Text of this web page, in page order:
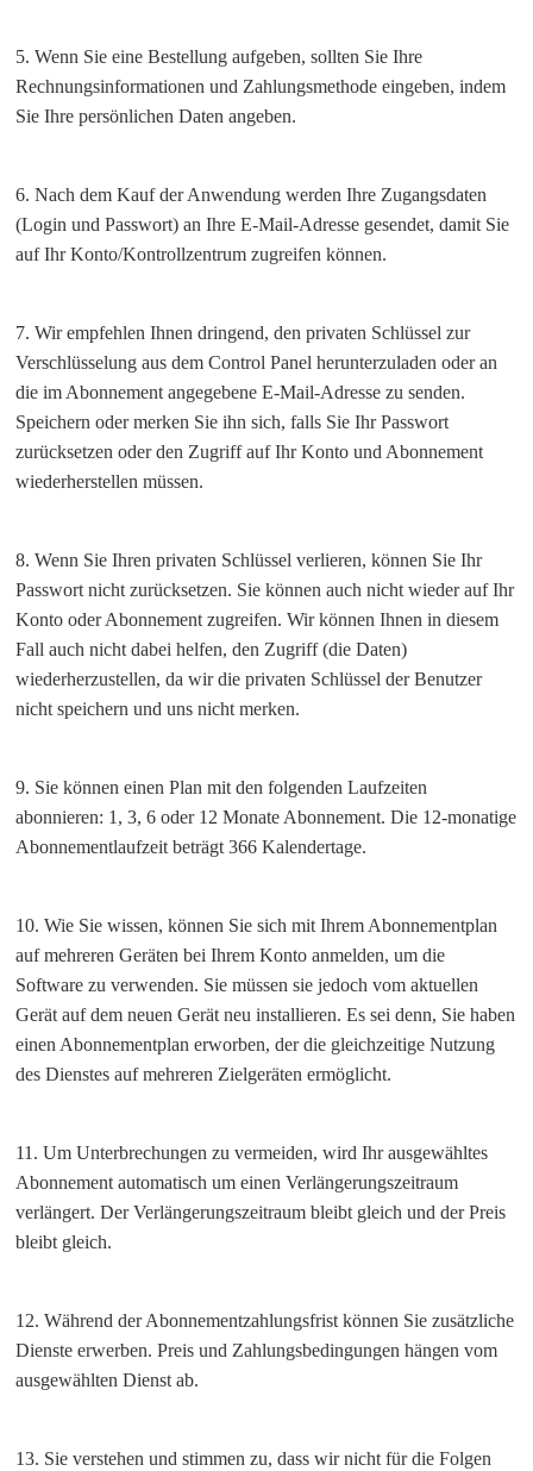
5. Wenn Sie eine Bestellung aufgeben, sollten Sie Ihre
Rechnungsinformationen und Zahlungsmethode eingeben, indem
Sie Ihre persönlichen Daten angeben.
6. Nach dem Kauf der Anwendung werden Ihre Zugangsdaten
(Login und Passwort) an Ihre E-Mail-Adresse gesendet, damit Sie
auf Ihr Konto/Kontrollzentrum zugreifen können.
7. Wir empfehlen Ihnen dringend, den privaten Schlüssel zur
Verschlüsselung aus dem Control Panel herunterzuladen oder an
die im Abonnement angegebene E-Mail-Adresse zu senden.
Speichern oder merken Sie ihn sich, falls Sie Ihr Passwort
zurücksetzen oder den Zugriff auf Ihr Konto und Abonnement
wiederherstellen müssen.
8. Wenn Sie Ihren privaten Schlüssel verlieren, können Sie Ihr
Passwort nicht zurücksetzen. Sie können auch nicht wieder auf Ihr
Konto oder Abonnement zugreifen. Wir können Ihnen in diesem
Fall auch nicht dabei helfen, den Zugriff (die Daten)
wiederherzustellen, da wir die privaten Schlüssel der Benutzer
nicht speichern und uns nicht merken.
9. Sie können einen Plan mit den folgenden Laufzeiten
abonnieren: 1, 3, 6 oder 12 Monate Abonnement. Die 12-monatige
Abonnementlaufzeit beträgt 366 Kalendertage.
10. Wie Sie wissen, können Sie sich mit Ihrem Abonnementplan
auf mehreren Geräten bei Ihrem Konto anmelden, um die
Software zu verwenden. Sie müssen sie jedoch vom aktuellen
Gerät auf dem neuen Gerät neu installieren. Es sei denn, Sie haben
einen Abonnementplan erworben, der die gleichzeitige Nutzung
des Dienstes auf mehreren Zielgeräten ermöglicht.
11. Um Unterbrechungen zu vermeiden, wird Ihr ausgewähltes
Abonnement automatisch um einen Verlängerungszeitraum
verlängert. Der Verlängerungszeitraum bleibt gleich und der Preis
bleibt gleich.
12. Während der Abonnementzahlungsfrist können Sie zusätzliche
Dienste erwerben. Preis und Zahlungsbedingungen hängen vom
ausgewählten Dienst ab.
13. Sie verstehen und stimmen zu, dass wir nicht für die Folgen